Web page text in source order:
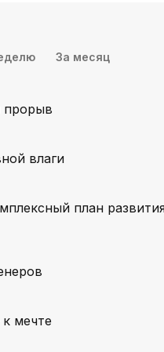
За месяц
прорыв
влаги
план
мечте